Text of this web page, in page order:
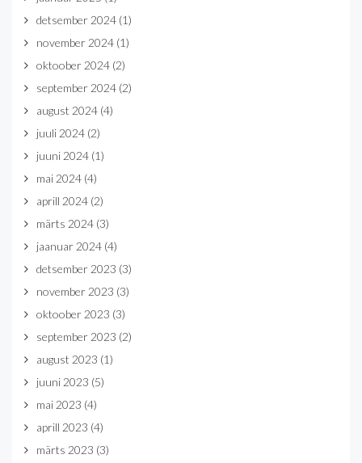
detsember 2024 (1)
november 2024 (1)
oktoober 2024 (2)
september 2024 (2)
august 2024 (4)
juuli 2024 (2)
juuni 2024 (1)
mai 2024 (4)
aprill 2024 (2)
märts 2024 (3)
jaanuar 2024 (4)
detsember 2023 (3)
november 2023 (3)
oktoober 2023 (3)
september 2023 (2)
august 2023 (1)
juuni 2023 (5)
mai 2023 (4)
aprill 2023 (4)
märts 2023 (3)